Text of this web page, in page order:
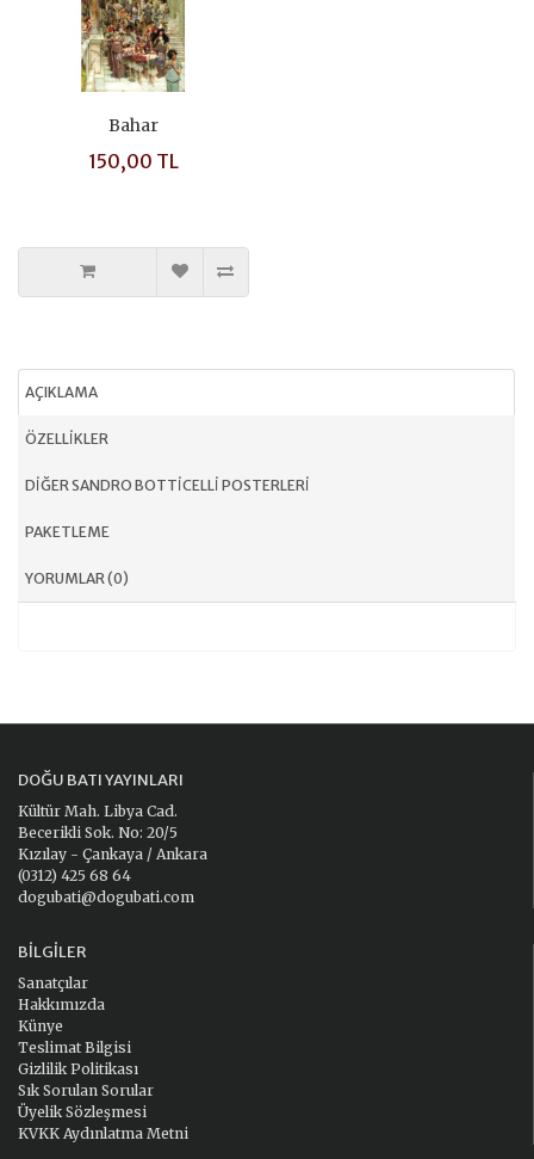
Bahar
150,00 TL
AÇIKLAMA
ÖZELLIKLER
DIĞER SANDRO BOTTICELLI POSTERLERI
PAKETLEME
YORUMLAR (0)
DOĞU BATI YAYINLARI
Kültür Mah. Libya Cad.
Becerikli Sok. No: 20/5
Kızılay - Çankaya / Ankara
(0312) 425 68 64
dogubati@dogubati.com
BILGILER
Sanatçılar
Hakkımızda
Künye
Teslimat Bilgisi
Gizlilik Politikası
Sık Sorulan Sorular
Üyelik Sözleşmesi
KVKK Aydınlatma Metni